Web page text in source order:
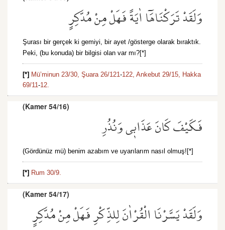
وَلَقَدْ تَرَكْنَاهَٓا اٰيَةً فَهَلْ مِنْ مُدَّكِرٍ
Şurası bir gerçek ki gemiyi, bir ayet /gösterge olarak bıraktık.
Peki, (bu konuda) bir bilgisi olan var mı?[*]
[*] Mü’minun 23/30, Şuara 26/121-122, Ankebut 29/15, Hakka
69/11-12.
(Kamer 54/16)
فَكَيْفَ كَانَ عَذَاب۪ي وَنُذُرِ
(Gördünüz mü) benim azabım ve uyarılarım nasıl olmuş![*]
[*] Rum 30/9.
(Kamer 54/17)
وَلَقَدْ يَسَّرْنَا الْقُرْاٰنَ لِلذِّكْرِ فَهَلْ مِنْ مُدَّكِرٍ